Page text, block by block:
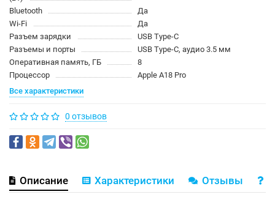
Bluetooth
Да
Wi-Fi
Да
Разъем зарядки
USB Type-C
Разъемы и порты
USB Type-C, аудио 3.5 мм
Оперативная память, ГБ
8
Процессор
Apple A18 Pro
Все характеристики
0 отзывов
Описание Характеристики Отзывы